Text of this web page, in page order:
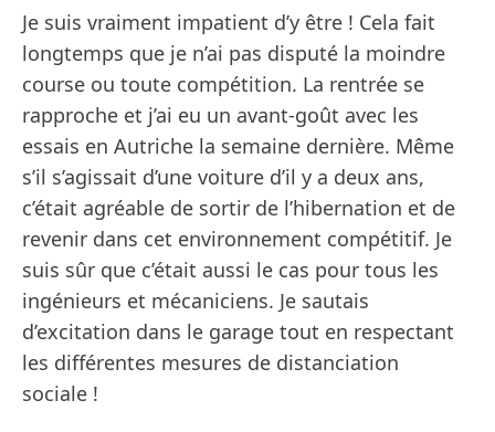
Je suis vraiment impatient d’y être ! Cela fait
longtemps que je n’ai pas disputé la moindre
course ou toute compétition. La rentrée se
rapproche et j’ai eu un avant-goût avec les
essais en Autriche la semaine dernière. Même
s’il s’agissait d’une voiture d’il y a deux ans,
c’était agréable de sortir de l’hibernation et de
revenir dans cet environnement compétitif. Je
suis sûr que c’était aussi le cas pour tous les
ingénieurs et mécaniciens. Je sautais
d’excitation dans le garage tout en respectant
les différentes mesures de distanciation
sociale !